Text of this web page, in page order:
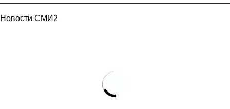
Новости СМИ2